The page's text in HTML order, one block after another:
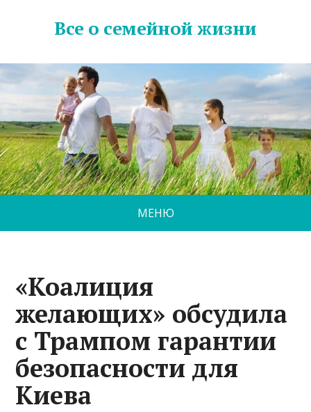
Все о семейной жизни
МЕНЮ
«Коалиция
желающих» обсудила
с Трампом гарантии
безопасности для
Киева